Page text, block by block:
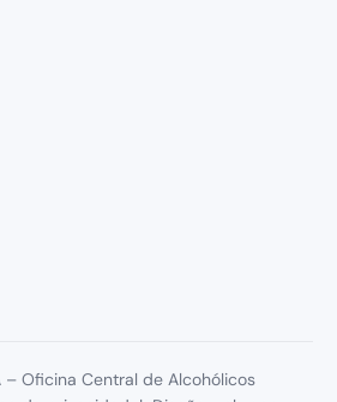
– Oficina Central de Alcohólicos